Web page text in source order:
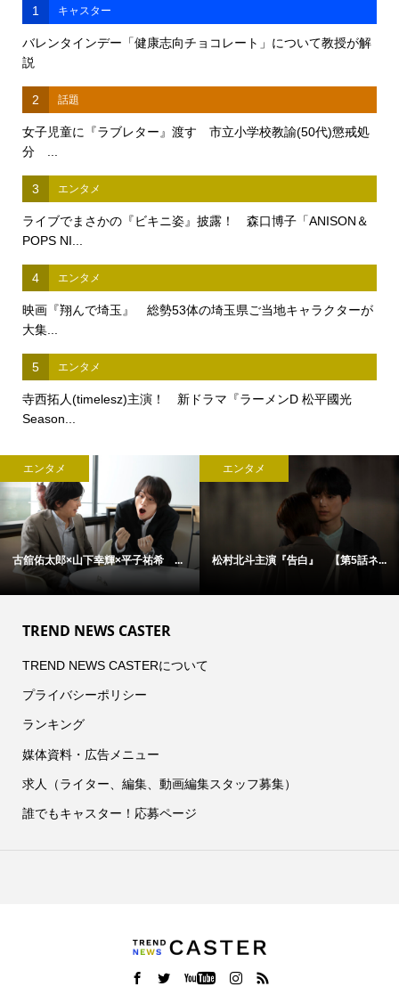
1 キャスター
バレンタインデー「健康志向チョコレート」について教授が解
説
2 話題
女子児童に『ラブレター』渡す 市立小学校教諭(50代)懲戒処
分 ...
3 エンタメ
ライブでまさかの『ビキニ姿』披露！ 森口博子「ANISON＆
POPS NI...
4 エンタメ
映画『翔んで埼玉』 総勢53体の埼玉県ご当地キャラクターが
大集...
5 エンタメ
寺西拓人(timelesz)主演！ 新ドラマ『ラーメンD 松平國光
Season...
...
エンタメ
アン・ハサウェイ×ユアン・マクレ...
エンタメ
松村北斗主演『告白』 本日21
TREND NEWS CASTER
TREND NEWS CASTERについて
プライバシーポリシー
ランキング
媒体資料・広告メニュー
求人（ライター、編集、動画編集スタッフ募集）
誰でもキャスター！応募ページ